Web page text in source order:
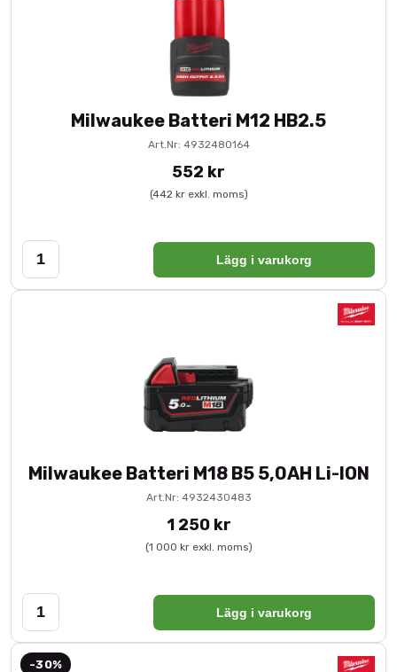
Milwaukee Batteri M12 HB2.5
Art.Nr: 4932480164
552 kr
(442 kr exkl. moms)
Lägg i varukorg
Milwaukee Batteri M18 B5 5,0AH Li-ION
Art.Nr: 4932430483
1 250 kr
(1 000 kr exkl. moms)
Lägg i varukorg
-30%